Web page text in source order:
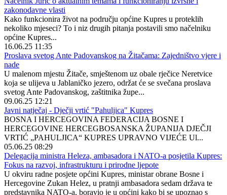
zakonodavne vlasti
Kako funkcionira život na području općine Kupres u proteklih
nekoliko mjeseci? To i niz drugih pitanja postavili smo načelniku
općine Kupres...
16.06.25 11:35
Proslava svetog Ante Padovanskog na Žitačama: Zajedništvo vjere i
nade
U malenom mjestu Žitače, smještenom uz obale rječice Neretvice
koja se ulijeva u Jablaničko jezero, održat će se svečana proslava
svetog Ante Padovanskog, zaštitnika župe...
09.06.25 12:21
Javni natječaj - Dječji vrtić "Pahuljica" Kupres
BOSNA I HERCEGOVINA FEDERACIJA BOSNE I
HERCEGOVINE HERCEGBOSANSKA ŽUPANIJA DJEČJI
VRTIĆ „PAHULJICA“ KUPRES UPRAVNO VIJEĆE Ul...
05.06.25 08:29
Delegacija ministra Heleza, ambasadora i NATO-a posjetila Kupres:
Fokus na razvoj, infrastrukturu i prirodne ljepote
U okviru radne posjete općini Kupres, ministar obrane Bosne i
Hercegovine Zukan Helez, u pratnji ambasadora sedam država te
predstavnika NATO-a, boravio je u općini kako bi se upoznao s